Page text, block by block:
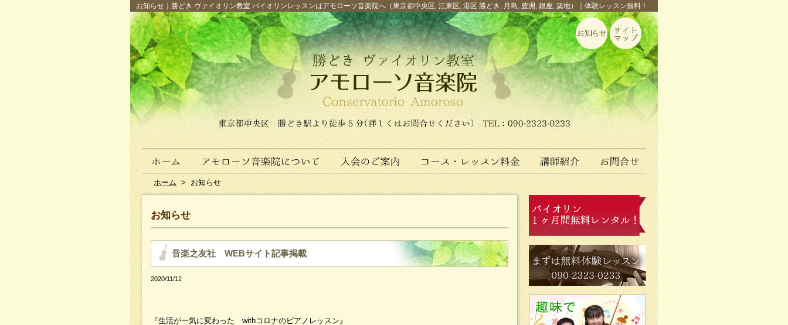
お知らせ｜勝どき ヴァイオリン教室 バイオリンレッスンはアモローソ音楽院へ（東京都中央区, 江東区, 港区 勝どき, 月島, 豊洲, 銀座, 築地）｜体験レッスン無料！
ホーム > お知らせ
お知らせ
音楽之友社 WEBサイト記事掲載
2020/11/12
『生活が一気に変わった withコロナのピアノレッスン』